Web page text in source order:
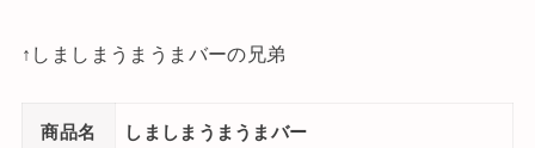
↑しましまうまうまバーの兄弟
商品名 しましまうまうまバー